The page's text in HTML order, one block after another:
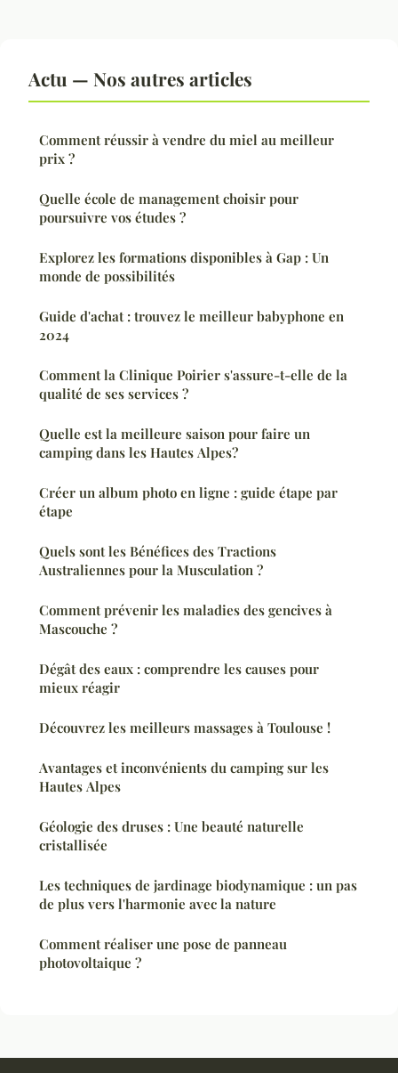
Actu — Nos autres articles
Comment réussir à vendre du miel au meilleur
prix ?
Quelle école de management choisir pour
poursuivre vos études ?
Explorez les formations disponibles à Gap : Un
monde de possibilités
Guide d'achat : trouvez le meilleur babyphone en
2024
Comment la Clinique Poirier s'assure-t-elle de la
qualité de ses services ?
Quelle est la meilleure saison pour faire un
camping dans les Hautes Alpes?
Créer un album photo en ligne : guide étape par
étape
Quels sont les Bénéfices des Tractions
Australiennes pour la Musculation ?
Comment prévenir les maladies des gencives à
Mascouche ?
Dégât des eaux : comprendre les causes pour
mieux réagir
Découvrez les meilleurs massages à Toulouse !
Avantages et inconvénients du camping sur les
Hautes Alpes
Géologie des druses : Une beauté naturelle
cristallisée
Les techniques de jardinage biodynamique : un pas
de plus vers l'harmonie avec la nature
Comment réaliser une pose de panneau
photovoltaique ?